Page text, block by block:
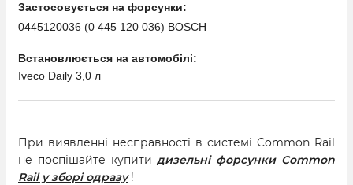
Застосовується на форсунки:
0445120036 (0 445 120 036) BOSCH
Встановлюється на автомобілі:
Iveco Daily 3,0 л
При виявленні несправності в системі Common Rail
не поспішайте купитидизельні форсунки Common
Rail у зборі одразу!